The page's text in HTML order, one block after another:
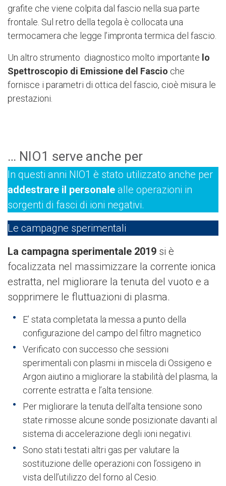
grafite che viene colpita dal fascio nella sua parte
frontale. Sul retro della tegola è collocata una
termocamera che legge l’impronta termica del fascio.
Un altro strumento diagnostico molto importante lo
Spettroscopio di Emissione del Fascio che
fornisce i parametri di ottica del fascio, cioè misura le
prestazioni.
… NIO1 serve anche per
In questi anni NIO1 è stato utilizzato anche per
addestrare il personale alle operazioni in
sorgenti di fasci di ioni negativi.
Le campagne sperimentali
La campagna sperimentale 2019 si è
focalizzata nel massimizzare la corrente ionica
estratta, nel migliorare la tenuta del vuoto e a
sopprimere le fluttuazioni di plasma.
E’ stata completata la messa a punto della
configurazione del campo del filtro magnetico
Verificato con successo che sessioni
sperimentali con plasmi in miscela di Ossigeno e
Argon aiutino a migliorare la stabilità del plasma, la
corrente estratta e l’alta tensione.
Per migliorare la tenuta dell’alta tensione sono
state rimosse alcune sonde posizionate davanti al
sistema di accelerazione degli ioni negativi.
Sono stati testati altri gas per valutare la
sostituzione delle operazioni con l’ossigeno in
vista dell’utilizzo del forno al Cesio.